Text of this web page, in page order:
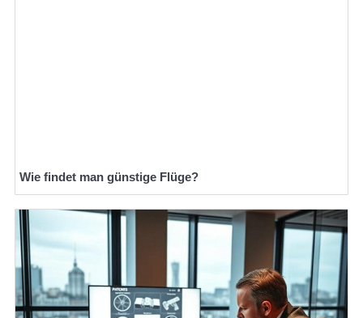
Wie findet man günstige Flüge?